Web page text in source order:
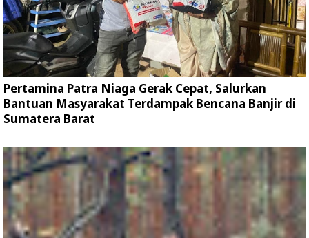
Pertamina Patra Niaga Gerak Cepat, Salurkan
Bantuan Masyarakat Terdampak Bencana Banjir di
Sumatera Barat